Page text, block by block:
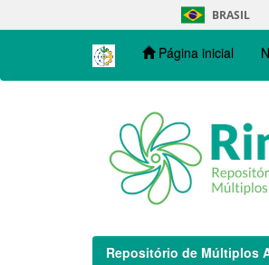
navigation
BRASIL
Página inicial
Repositório de Múltiplos